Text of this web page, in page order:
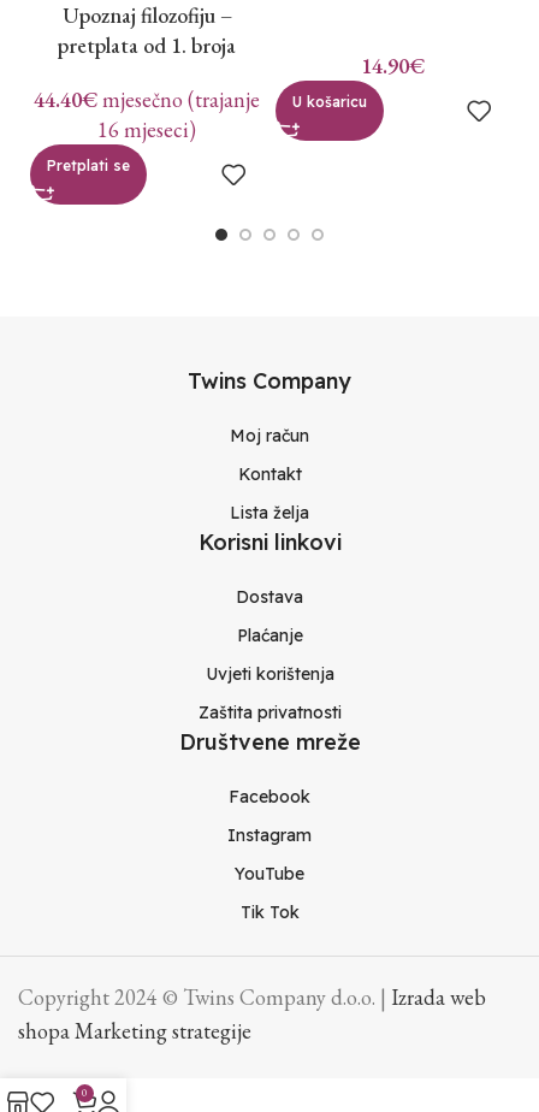
Upoznaj filozofiju –
pretplata od 1. broja
44.40€mjesečno (trajanje
16 mjeseci)
Pretplati se
14.90€
U košaricu
Twins Company
Moj račun
Kontakt
Lista želja
Korisni linkovi
Dostava
Plaćanje
Uvjeti korištenja
Zaštita privatnosti
Društvene mreže
Facebook
Instagram
YouTube
Tik Tok
Copyright 2024 © Twins Company d.o.o. | Izrada web
shopa Marketing strategije
0